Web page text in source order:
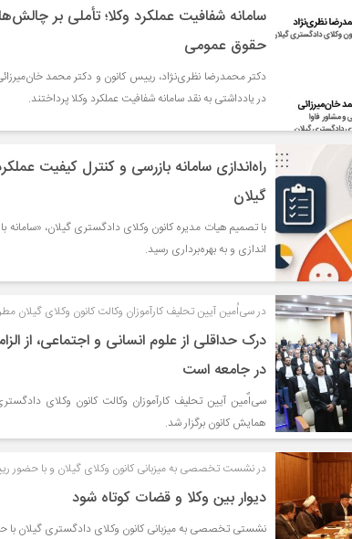
سامانه شفافیت عملکرد وکلا؛ تأملی بر
حقوق عمومی
دکتر محمدرضا نظری‌نژاد، رییس کانون و دکتر محمد
در یادداشتی به نقد سامانه شفافیت عملکرد وکلا پرداختند.
راه‌اندازی سامانه بازرسی و کنترل کیفیت
گیلان
با تصمیم هیات مدیره کانون وکلای دادگستری گیلان، «سامانه
اندازی و به بهره‌برداری رسید.
در سی‌اُمین آیین تحلیف کارآموزان وکالت کانون وکلای گیلان
درک حداقلی از علوم انسانی و اجتماعی، از
در جامعه است
همایش کانون برگزار شد.
در نشست تخصصی به میزبانی کانون وکلای گیلان و با حضور
دیوار بین وکلا و قضات کوتاه شود
نشستی تخصصی به میزبانی کانون وکلای دادگستری گیلان با